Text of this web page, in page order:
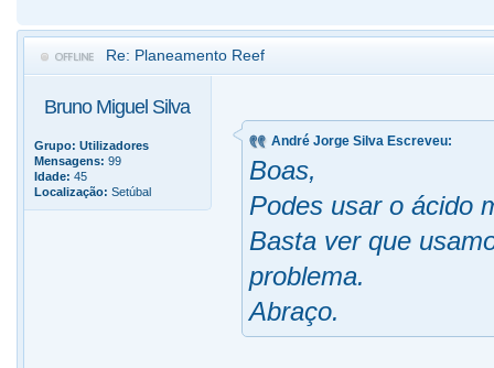
Re: Planeamento Reef
Bruno Miguel Silva
Grupo: Utilizadores
Mensagens: 99
Idade: 45
Localização: Setúbal
André Jorge Silva Escreveu:
Boas,
Podes usar o ácido
Basta ver que
problema.
Abraço.